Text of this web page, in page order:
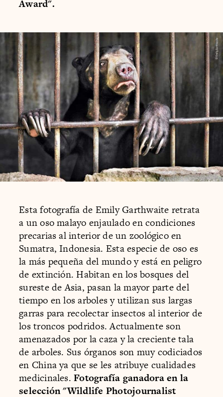
Award".
Esta fotografía de Emily Garthwaite retrata
a un oso malayo enjaulado en condiciones
precarias al interior de un zoológico en
Sumatra, Indonesia. Esta especie de oso es
la más pequeña del mundo y está en peligro
de extinción. Habitan en los bosques del
sureste de Asia, pasan la mayor parte del
tiempo en los arboles y utilizan sus largas
garras para recolectar insectos al interior de
los troncos podridos. Actualmente son
amenazados por la caza y la creciente tala
de arboles. Sus órganos son muy codiciados
en China ya que se les atribuye cualidades
medicinales.Fotografía ganadora en la
selección "Wildlife Photojournalist